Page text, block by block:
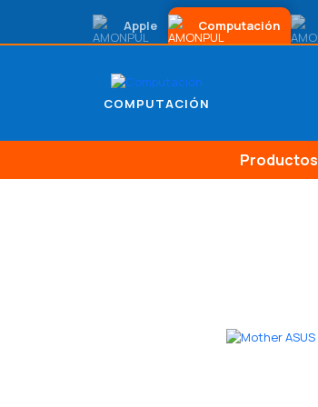
Apple Computación
COMPUTACIÓN
Productos